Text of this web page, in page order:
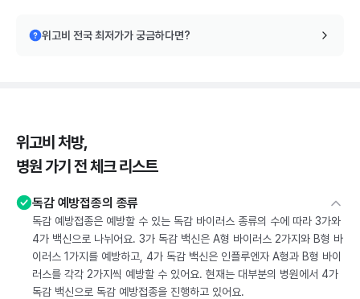
위고비 전국 최저가가 궁금하다면?
위고비 처방,
병원 가기 전 체크 리스트
독감 예방접종의 종류
독감 예방접종은 예방할 수 있는 독감 바이러스 종류의 수에 따라 3가와
4가 백신으로 나뉘어요. 3가 독감 백신은 A형 바이러스 2가지와 B형 바
이러스 1가지를 예방하고, 4가 독감 백신은 인플루엔자 A형과 B형 바이
러스를 각각 2가지씩 예방할 수 있어요. 현재는 대부분의 병원에서 4가
독감 백신으로 독감 예방접종을 진행하고 있어요.